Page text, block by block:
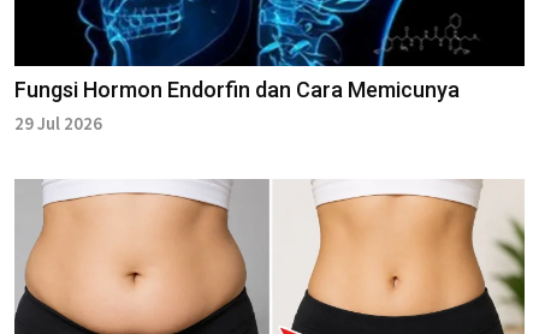
Fungsi Hormon Endorfin dan Cara Memicunya
29 Jul 2026